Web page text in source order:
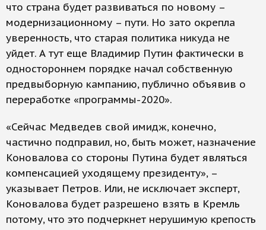
что страна будет развиваться по новому –
модернизационному – пути. Но зато окрепла
уверенность, что старая политика никуда не
уйдет. А тут еще Владимир Путин фактически в
одностороннем порядке начал собственную
предвыборную кампанию, публично объявив о
переработке «программы-2020».
«Сейчас Медведев свой имидж, конечно,
частично подправил, но, быть может, назначение
Коновалова со стороны Путина будет являться
компенсацией уходящему президенту», –
указывает Петров. Или, не исключает эксперт,
Коновалова будет разрешено взять в Кремль
потому, что это подчеркнет нерушимую крепость